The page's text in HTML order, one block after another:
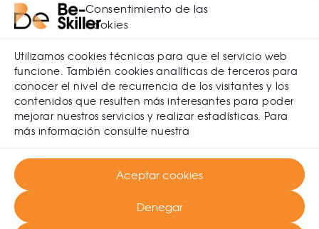
Consentimiento de las
cookies
Utilizamos cookies técnicas para que el servicio web
funcione. También cookies analíticas de terceros para
conocer el nivel de recurrencia de los visitantes y los
contenidos que resulten más interesantes para poder
mejorar nuestros servicios y realizar estadísticas. Para
más información consulte nuestra
Aceptar cookies
Denegar
He leído y acepto la política de privacidad
NOSOTROS FAQ
BLOG
RESPONSABILIDAD SOCIAL CORPORATIVA
MAPA DEL SITIO
DECLARACIÓN DE PRIVACIDAD (UE)